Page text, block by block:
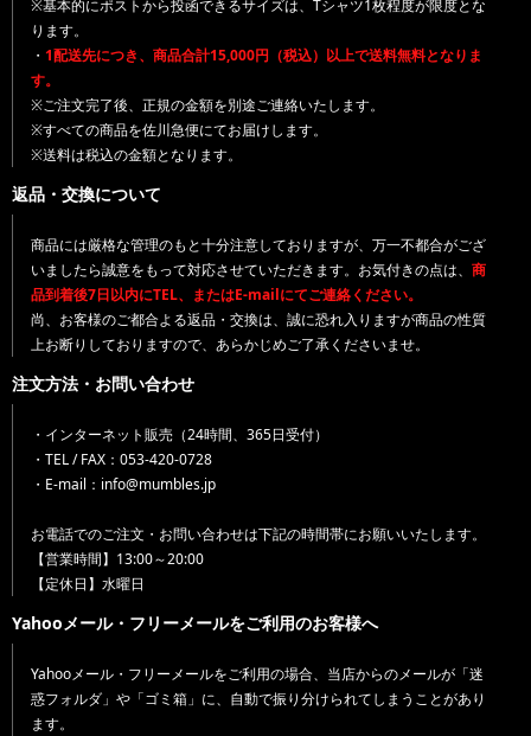
※基本的にポストから投函できるサイズは、Tシャツ1枚程度が限度とな
ります。
・ 1配送先につき、商品合計15,000円（税込）以上で送料無料となりま
す。
※ご注文完了後、正規の金額を別途ご連絡いたします。
※すべての商品を佐川急便にてお届けします。
※送料は税込の金額となります。
返品・交換について
商品には厳格な管理のもと十分注意しておりますが、万一不都合がござ
いましたら誠意をもって対応させていただきます。お気付きの点は、 商
品到着後7日以内にTEL、またはE-mailにてご連絡ください。
尚、お客様のご都合よる返品・交換は、誠に恐れ入りますが商品の性質
上お断りしておりますので、あらかじめご了承くださいませ。
注文方法・お問い合わせ
・インターネット販売（24時間、365日受付）
・TEL / FAX：053-420-0728
・E-mail：info@mumbles.jp
お電話でのご注文・お問い合わせは下記の時間帯にお願いいたします。
【営業時間】13:00～20:00
【定休日】水曜日
Yahooメール・フリーメールをご利用のお客様へ
Yahooメール・フリーメールをご利用の場合、当店からのメールが「迷
惑フォルダ」や「ゴミ箱」に、自動で振り分けられてしまうことがあり
ます。